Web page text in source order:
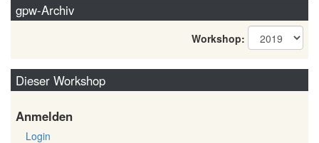
gpw-Archiv
Workshop:
Dieser Workshop
Anmelden
Login